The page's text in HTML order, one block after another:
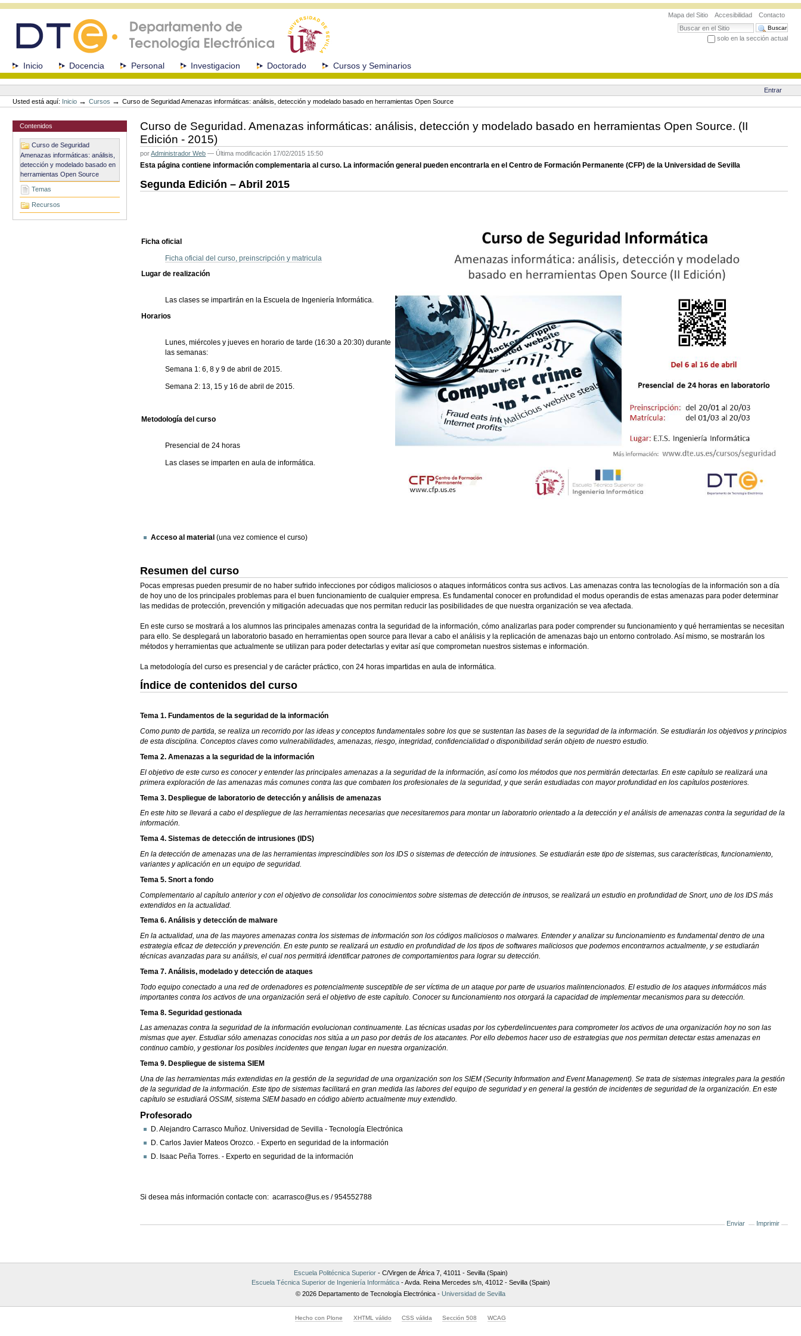
navegación
Mapa del Sitio Accesibilidad
Contacto
Buscar
solo en la sección actual
SeccionesInicio Docencia Personal Investigacion Doctorado Cursos y Seminarios
Herramientas
Personales
Entrar
Usted está aquí: Inicio →Cursos →Curso de Seguridad Amenazas informáticas: análisis, detección y modelado basado en herramientas Open Source
Contenidos
Curso de Seguridad
Amenazas informáticas: análisis,
detección y modelado basado en
herramientas Open Source
Temas
Recursos
Curso de Seguridad. Amenazas informáticas: análisis, detección y modelado basado en herramientas Open Source. (II
Edición - 2015)
porAdministrador Web — Última modificación 17/02/2015 15:50
Esta página contiene información complementaria al curso. La información general pueden encontrarla en el Centro de Formación Permanente (CFP) de la Universidad de Sevilla
Segunda Edición – Abril 2015
Ficha oficial
Ficha oficial del curso, preinscripción y matricula
Lugar de realización
Las clases se impartirán en la Escuela de Ingeniería Informática.
Horarios
Lunes, miércoles y jueves en horario de tarde (16:30 a 20:30) durante
las semanas:
Semana 1: 6, 8 y 9 de abril de 2015.
Semana 2: 13, 15 y 16 de abril de 2015.
Metodología del curso
Presencial de 24 horas
Las clases se imparten en aula de informática.
Acceso al material (una vez comience el curso)
Resumen del curso
Pocas empresas pueden presumir de no haber sufrido infecciones por códigos maliciosos o ataques informáticos contra sus activos. Las amenazas contra las tecnologías de la información son a día
de hoy uno de los principales problemas para el buen funcionamiento de cualquier empresa. Es fundamental conocer en profundidad el modus operandis de estas amenazas para poder determinar
las medidas de protección, prevención y mitigación adecuadas que nos permitan reducir las posibilidades de que nuestra organización se vea afectada.
En este curso se mostrará a los alumnos las principales amenazas contra la seguridad de la información, cómo analizarlas para poder comprender su funcionamiento y qué herramientas se necesitan
para ello. Se desplegará un laboratorio basado en herramientas open source para llevar a cabo el análisis y la replicación de amenazas bajo un entorno controlado. Así mismo, se mostrarán los
métodos y herramientas que actualmente se utilizan para poder detectarlas y evitar así que comprometan nuestros sistemas e información.
La metodología del curso es presencial y de carácter práctico, con 24 horas impartidas en aula de informática.
Índice de contenidos del curso
Tema 1. Fundamentos de la seguridad de la información
Como punto de partida, se realiza un recorrido por las ideas y conceptos fundamentales sobre los que se sustentan las bases de la seguridad de la información. Se estudiarán los objetivos y principios
de esta disciplina. Conceptos claves como vulnerabilidades, amenazas, riesgo, integridad, confidencialidad o disponibilidad serán objeto de nuestro estudio.
Tema 2. Amenazas a la seguridad de la información
El objetivo de este curso es conocer y entender las principales amenazas a la seguridad de la información, así como los métodos que nos permitirán detectarlas. En este capítulo se realizará una
primera exploración de las amenazas más comunes contra las que combaten los profesionales de la seguridad, y que serán estudiadas con mayor profundidad en los capítulos posteriores.
Tema 3. Despliegue de laboratorio de detección y análisis de amenazas
En este hito se llevará a cabo el despliegue de las herramientas necesarias que necesitaremos para montar un laboratorio orientado a la detección y el análisis de amenazas contra la seguridad de la
información.
Tema 4. Sistemas de detección de intrusiones (IDS)
En la detección de amenazas una de las herramientas imprescindibles son los IDS o sistemas de detección de intrusiones. Se estudiarán este tipo de sistemas, sus características, funcionamiento,
variantes y aplicación en un equipo de seguridad.
Tema 5. Snort a fondo
Complementario al capítulo anterior y con el objetivo de consolidar los conocimientos sobre sistemas de detección de intrusos, se realizará un estudio en profundidad de Snort, uno de los IDS más
extendidos en la actualidad.
Tema 6. Análisis y detección de malware
En la actualidad, una de las mayores amenazas contra los sistemas de información son los códigos maliciosos o malwares. Entender y analizar su funcionamiento es fundamental dentro de una
estrategia eficaz de detección y prevención. En este punto se realizará un estudio en profundidad de los tipos de softwares maliciosos que podemos encontrarnos actualmente, y se estudiarán
técnicas avanzadas para su análisis, el cual nos permitirá identificar patrones de comportamientos para lograr su detección.
Tema 7. Análisis, modelado y detección de ataques
Todo equipo conectado a una red de ordenadores es potencialmente susceptible de ser víctima de un ataque por parte de usuarios malintencionados. El estudio de los ataques informáticos más
importantes contra los activos de una organización será el objetivo de este capítulo. Conocer su funcionamiento nos otorgará la capacidad de implementar mecanismos para su detección.
Tema 8. Seguridad gestionada
Las amenazas contra la seguridad de la información evolucionan continuamente. Las técnicas usadas por los cyberdelincuentes para comprometer los activos de una organización hoy no son las
mismas que ayer. Estudiar sólo amenazas conocidas nos sitúa a un paso por detrás de los atacantes. Por ello debemos hacer uso de estrategias que nos permitan detectar estas amenazas en
continuo cambio, y gestionar los posibles incidentes que tengan lugar en nuestra organización.
Tema 9. Despliegue de sistema SIEM
Una de las herramientas más extendidas en la gestión de la seguridad de una organización son los SIEM (Security Information and Event Management). Se trata de sistemas integrales para la gestión
de la seguridad de la información. Este tipo de sistemas facilitará en gran medida las labores del equipo de seguridad y en general la gestión de incidentes de seguridad de la organización. En este
capítulo se estudiará OSSIM, sistema SIEM basado en código abierto actualmente muy extendido.
Profesorado
D. Alejandro Carrasco Muñoz. Universidad de Sevilla - Tecnología Electrónica
D. Carlos Javier Mateos Orozco. - Experto en seguridad de la información
D. Isaac Peña Torres. - Experto en seguridad de la información
Si desea más información contacte con: acarrasco@us.es / 954552788
Enviar Imprimir
Escuela Politécnica Superior- C/Virgen de África 7, 41011 - Sevilla (Spain)
Escuela Técnica Superior de Ingeniería Informática- Avda. Reina Mercedes s/n, 41012 - Sevilla (Spain)
© 2026 Departamento de Tecnología Electrónica - Universidad de Sevilla
Hecho con Plone XHTML válido CSS válida Sección 508 WCAG